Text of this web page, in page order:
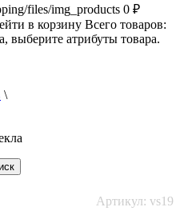
files/img_products 0 ₽
в корзину Всего товаров:
выберите атрибуты товара.
\
Артикул: vs19